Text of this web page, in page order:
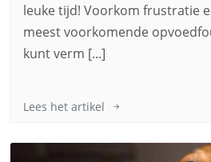
leuke tijd! Voorkom frustratie
meest voorkomende
kunt verm [...]
Lees het artikel